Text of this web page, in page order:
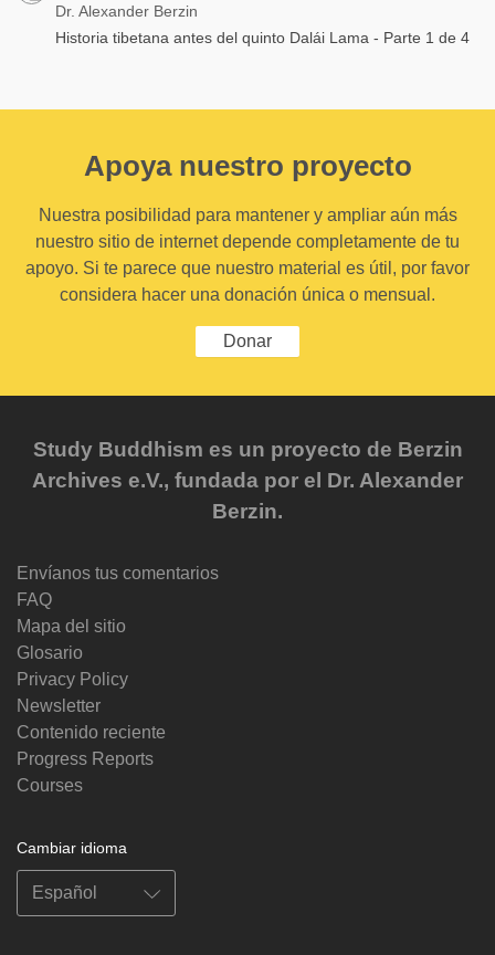
Dr. Alexander Berzin
Historia tibetana antes del quinto Dalái Lama - Parte 1 de 4
Apoya nuestro proyecto
Nuestra posibilidad para mantener y ampliar aún más
nuestro sitio de internet depende completamente de tu
apoyo. Si te parece que nuestro material es útil, por favor
considera hacer una donación única o mensual.
Donar
Study Buddhism es un proyecto de Berzin
Archives e.V., fundada por el Dr. Alexander
Berzin.
Envíanos tus comentarios
FAQ
Mapa del sitio
Glosario
Privacy Policy
Newsletter
Contenido reciente
Progress Reports
Courses
Cambiar idioma